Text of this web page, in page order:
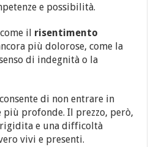
e possibilità.
il risentimento
più dolorose, come la
di indegnità o la
di non entrare in
profonde. Il prezzo, però,
e una difficoltà
vivi e presenti.